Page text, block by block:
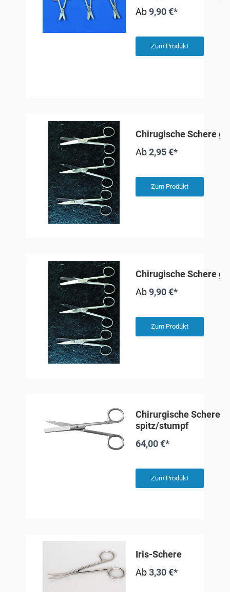
Ab9,90 €*
Zum Produkt
Chirugische Schere
Ab2,95 €*
Zum Produkt
Chirugische Schere
Ab9,90 €*
Zum Produkt
Chirurgische Schere,
spitz/stumpf
64,00 €*
Zum Produkt
Iris-Schere
Ab3,30 €*